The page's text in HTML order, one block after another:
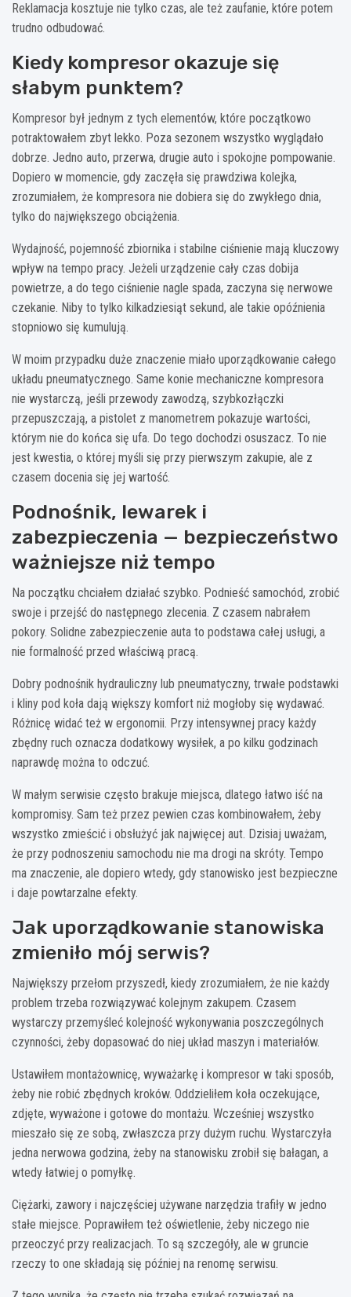
Reklamacja kosztuje nie tylko czas, ale też zaufanie, które potem
trudno odbudować.
Kiedy kompresor okazuje się
słabym punktem?
Kompresor był jednym z tych elementów, które początkowo
potraktowałem zbyt lekko. Poza sezonem wszystko wyglądało
dobrze. Jedno auto, przerwa, drugie auto i spokojne pompowanie.
Dopiero w momencie, gdy zaczęła się prawdziwa kolejka,
zrozumiałem, że kompresora nie dobiera się do zwykłego dnia,
tylko do największego obciążenia.
Wydajność, pojemność zbiornika i stabilne ciśnienie mają kluczowy
wpływ na tempo pracy. Jeżeli urządzenie cały czas dobija
powietrze, a do tego ciśnienie nagle spada, zaczyna się nerwowe
czekanie. Niby to tylko kilkadziesiąt sekund, ale takie opóźnienia
stopniowo się kumulują.
W moim przypadku duże znaczenie miało uporządkowanie całego
układu pneumatycznego. Same konie mechaniczne kompresora
nie wystarczą, jeśli przewody zawodzą, szybkozłączki
przepuszczają, a pistolet z manometrem pokazuje wartości,
którym nie do końca się ufa. Do tego dochodzi osuszacz. To nie
jest kwestia, o której myśli się przy pierwszym zakupie, ale z
czasem docenia się jej wartość.
Podnośnik, lewarek i
zabezpieczenia — bezpieczeństwo
ważniejsze niż tempo
Na początku chciałem działać szybko. Podnieść samochód, zrobić
swoje i przejść do następnego zlecenia. Z czasem nabrałem
pokory. Solidne zabezpieczenie auta to podstawa całej usługi, a
nie formalność przed właściwą pracą.
Dobry podnośnik hydrauliczny lub pneumatyczny, trwałe podstawki
i kliny pod koła dają większy komfort niż mogłoby się wydawać.
Różnicę widać też w ergonomii. Przy intensywnej pracy każdy
zbędny ruch oznacza dodatkowy wysiłek, a po kilku godzinach
naprawdę można to odczuć.
W małym serwisie często brakuje miejsca, dlatego łatwo iść na
kompromisy. Sam też przez pewien czas kombinowałem, żeby
wszystko zmieścić i obsłużyć jak najwięcej aut. Dzisiaj uważam,
że przy podnoszeniu samochodu nie ma drogi na skróty. Tempo
ma znaczenie, ale dopiero wtedy, gdy stanowisko jest bezpieczne
i daje powtarzalne efekty.
Jak uporządkowanie stanowiska
zmieniło mój serwis?
Największy przełom przyszedł, kiedy zrozumiałem, że nie każdy
problem trzeba rozwiązywać kolejnym zakupem. Czasem
wystarczy przemyśleć kolejność wykonywania poszczególnych
czynności, żeby dopasować do niej układ maszyn i materiałów.
Ustawiłem montażownicę, wyważarkę i kompresor w taki sposób,
żeby nie robić zbędnych kroków. Oddzieliłem koła oczekujące,
zdjęte, wyważone i gotowe do montażu. Wcześniej wszystko
mieszało się ze sobą, zwłaszcza przy dużym ruchu. Wystarczyła
jedna nerwowa godzina, żeby na stanowisku zrobił się bałagan, a
wtedy łatwiej o pomyłkę.
Ciężarki, zawory i najczęściej używane narzędzia trafiły w jedno
stałe miejsce. Poprawiłem też oświetlenie, żeby niczego nie
przeoczyć przy realizacjach. To są szczegóły, ale w gruncie
rzeczy to one składają się później na renomę serwisu.